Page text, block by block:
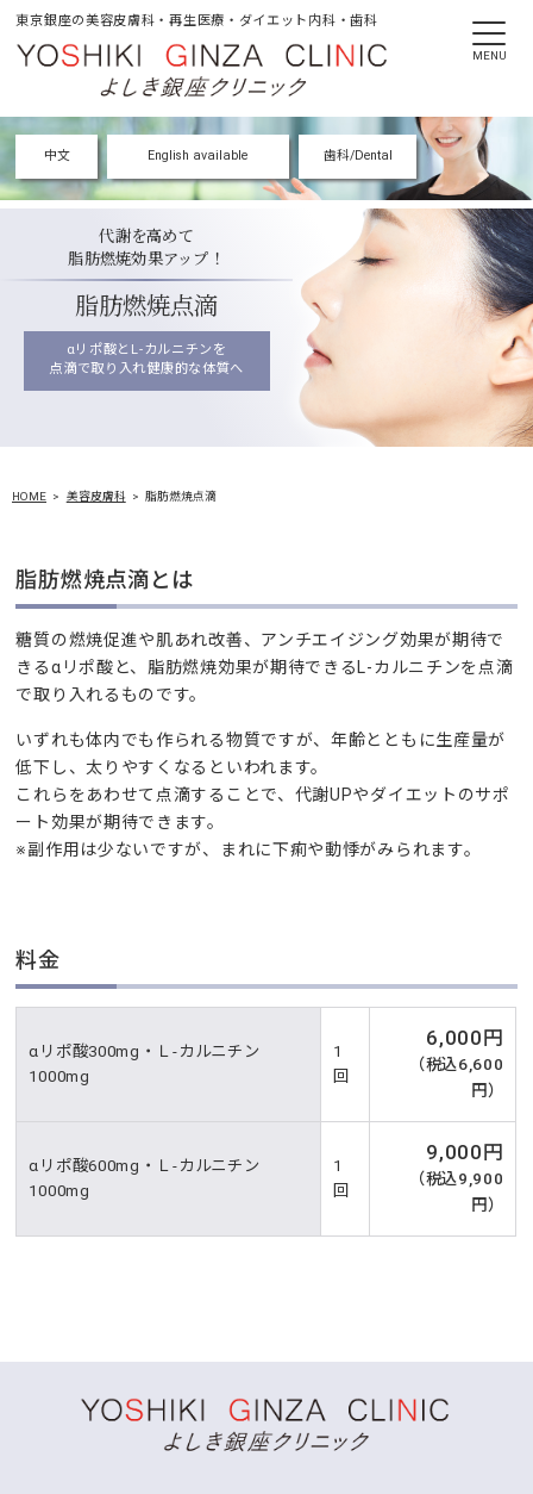
東京銀座の美容皮膚科・再生医療・ダイエット内科・歯科
中文 English available 歯科/Dental
代謝を高めて
脂肪燃焼効果アップ！
脂肪燃焼点滴
αリポ酸とL-カルニチンを
点滴で取り入れ健康的な体質へ
HOME 美容皮膚科 脂肪燃焼点滴
脂肪燃焼点滴とは
糖質の燃焼促進や肌あれ改善、アンチエイジング効果が期待で
きるαリポ酸と、脂肪燃焼効果が期待できるL-カルニチンを点滴
で取り入れるものです。
いずれも体内でも作られる物質ですが、年齢とともに生産量が
低下し、太りやすくなるといわれます。
これらをあわせて点滴することで、代謝UPやダイエットのサポ
ート効果が期待できます。
※副作用は少ないですが、まれに下痢や動悸がみられます。
料金
αリポ酸300mg・Ｌ-カルニチン
1000mg
1
回
6,000円
（税込6,600
円）
αリポ酸600mg・Ｌ-カルニチン
1000mg
1
回
9,000円
（税込9,900
円）
MENU